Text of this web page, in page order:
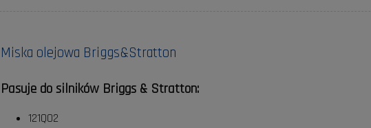
Miska olejowa Briggs&Stratton
Pasuje do silników Briggs & Stratton:
121Q02